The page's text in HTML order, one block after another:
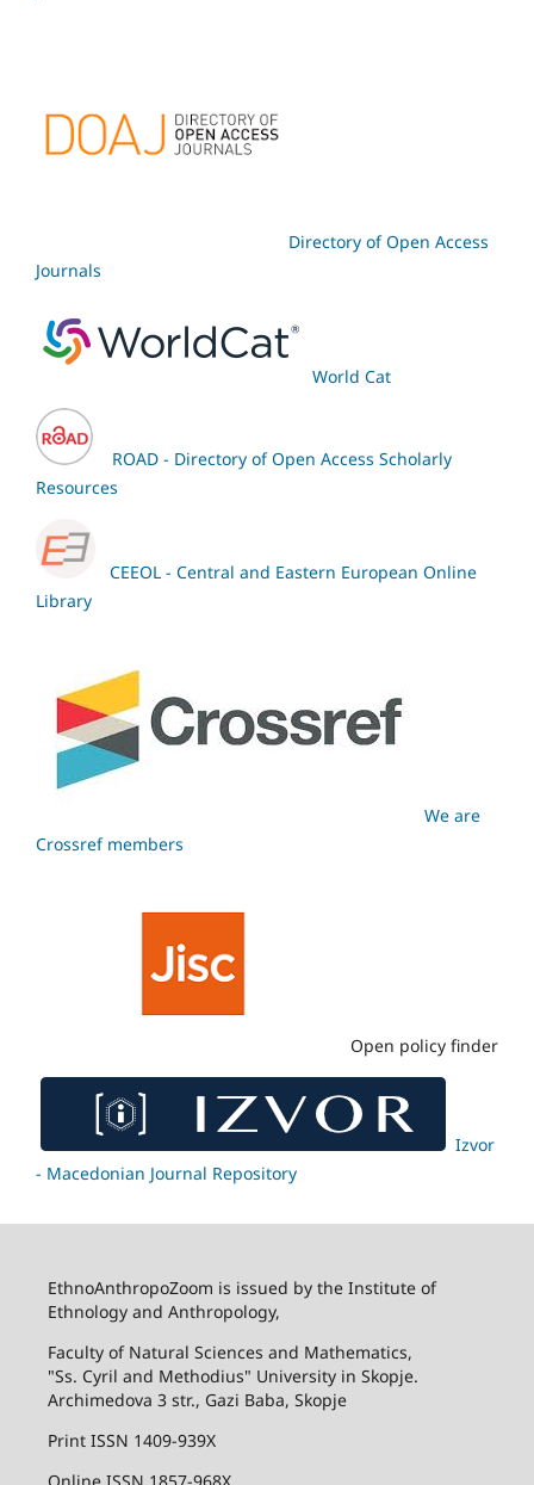
Directory of Open Access
Journals
World Cat
ROAD - Directory of Open Access Scholarly
Resources
CEEOL - Central and Eastern European Online
Library
We are
Crossref members
Open policy finder
Izvor
- Macedonian Journal Repository
EthnoAnthropoZoom is issued by the Institute of
Ethnology and Anthropology,
Faculty of Natural Sciences and Mathematics,
"Ss. Cyril and Methodius" University in Skopje.
Archimedova 3 str., Gazi Baba, Skopje
Print ISSN 1409-939X